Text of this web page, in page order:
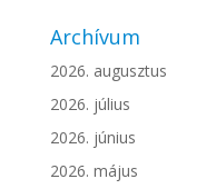
Archívum
2026. augusztus
2026. július
2026. június
2026. május